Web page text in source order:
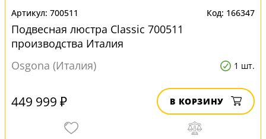
700511 166347
Подвесная люстра Classic 700511
производства Италия
Osgona (Италия)
1 шт.
449 999 ₽ В КОРЗИНУ